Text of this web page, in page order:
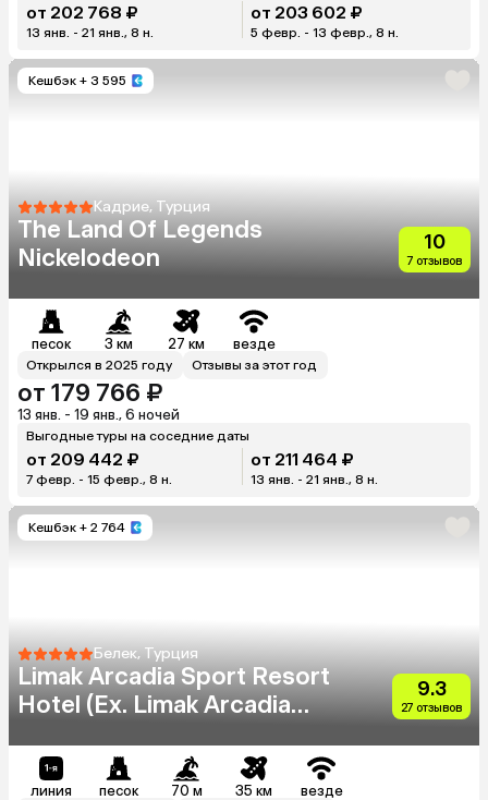
от 202 768 ₽
13 янв. - 21 янв., 8 н.
от 203 602 ₽
5 февр. - 13 февр., 8 н.
Кешбэк + 3 595
Кадрие, Турция
The Land Of Legends
Nickelodeon
10
7 отзывов
песок 3 км 27 км везде
Открылся в 2025 году Отзывы за этот год
от 179 766 ₽
13 янв. - 19 янв., 6 ночей
Выгодные туры на соседние даты
от 209 442 ₽
7 февр. - 15 февр., 8 н.
от 211 464 ₽
13 янв. - 21 янв., 8 н.
Кешбэк + 2 764
Белек, Турция
Limak Arcadia Sport Resort
Hotel (Ex. Limak Arcadia
9.3
27 отзывов
линия песок 70 м 35 км везде